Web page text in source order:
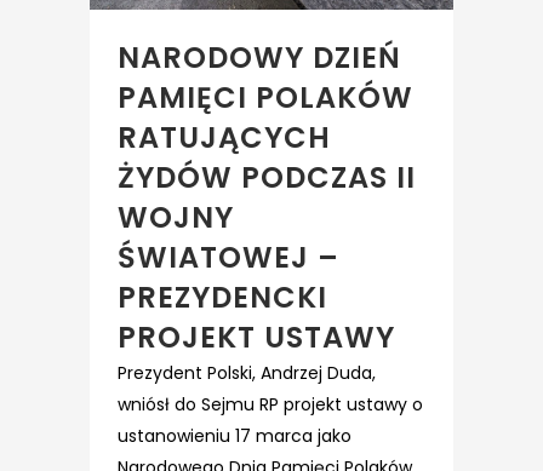
NARODOWY DZIEŃ
PAMIĘCI POLAKÓW
RATUJĄCYCH
ŻYDÓW PODCZAS II
WOJNY
ŚWIATOWEJ –
PREZYDENCKI
PROJEKT USTAWY
Prezydent Polski, Andrzej Duda,
wniósł do Sejmu RP projekt ustawy o
ustanowieniu 17 marca jako